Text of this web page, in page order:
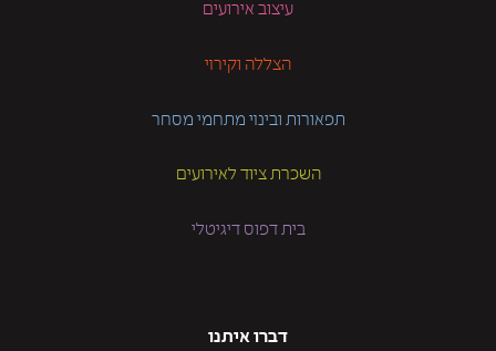
עיצוב אירועים
הצללה וקירוי
תפאורות ובינוי מתחמי מסחר
השכרת ציוד לאירועים
בית דפוס דיגיטלי
דברו איתנו